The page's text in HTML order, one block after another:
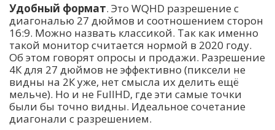
Удобный формат. Это WQHD разрешение с
диагональю 27 дюймов и соотношением сторон
16:9. Можно назвать классикой. Так как именно
такой монитор считается нормой в 2020 году.
Об этом говорят опросы и продажи. Разрешение
4К для 27 дюймов не эффективно (пиксели не
видны на 2К уже, нет смысла их делить ещё
мельче). Но и не FullHD, где эти самые точки
были бы точно видны. Идеальное сочетание
диагонали с разрешением.